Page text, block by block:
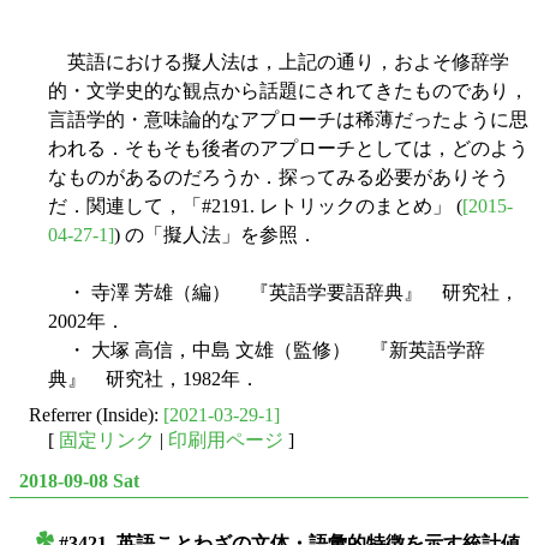
英語における擬人法は，上記の通り，およそ修辞学
的・文学史的な観点から話題にされてきたものであり，
言語学的・意味論的なアプローチは稀薄だったように思
われる．そもそも後者のアプローチとしては，どのよう
なものがあるのだろうか．探ってみる必要がありそう
だ．関連して，「#2191. レトリックのまとめ」 ([2015-
04-27-1]) の「擬人法」を参照．
・ 寺澤 芳雄（編） 『英語学要語辞典』 研究社，
2002年．
・ 大塚 高信，中島 文雄（監修） 『新英語学辞
典』 研究社，1982年．
Referrer (Inside): [2021-03-29-1]
[ 固定リンク | 印刷用ページ ]
2018-09-08 Sat